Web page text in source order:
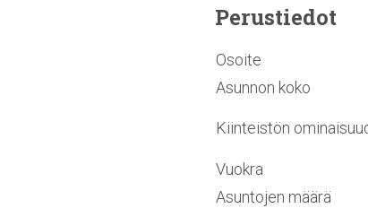
Perustiedot
Osoite
Asunnon koko
Kiinteistön
Vuokra
Asuntojen määrä